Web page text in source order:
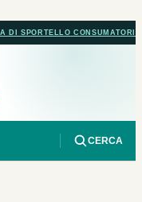
DI SPORTELLO CONSUMATORI
CERCA